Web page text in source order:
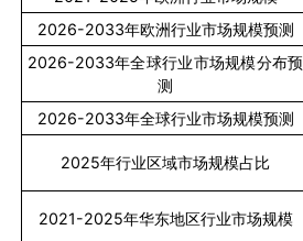
2026-2033年欧洲行业市场规模预测
2026-2033年全球行业市场规模分布预
测
2026-2033年全球行业市场规模预测
2025年行业区域市场规模占比
2021-2025年华东地区行业市场规模